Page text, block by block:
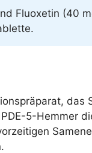
Fluoxetin (40
das
5-Hemmer